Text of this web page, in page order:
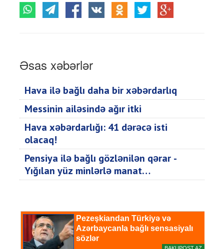
Əsas xəbərlər
Hava ilə bağlı daha bir xəbərdarlıq
Messinin ailəsində ağır itki
Hava xəbərdarlığı: 41 dərəcə isti
olacaq!
Pensiya ilə bağlı gözlənilən qərar -
Yığılan yüz minlərlə manat…